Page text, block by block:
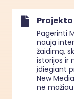
riboja
3)
Pagerinti
naują
žaidimą,
istorijos ir
įdiegiant
New
ne